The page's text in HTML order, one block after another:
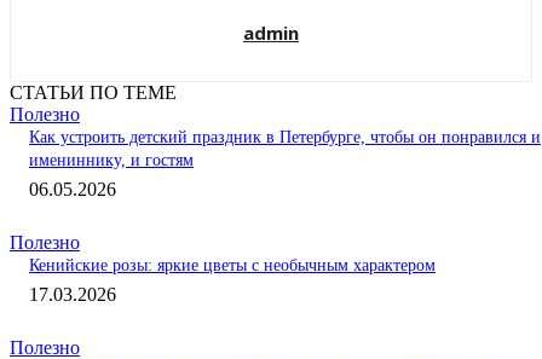
admin
СТАТЬИ ПО ТЕМЕ
Полезно
Как устроить детский праздник в Петербурге, чтобы он понравился и
имениннику, и гостям
06.05.2026
Полезно
Кенийские розы: яркие цветы с необычным характером
17.03.2026
Полезно